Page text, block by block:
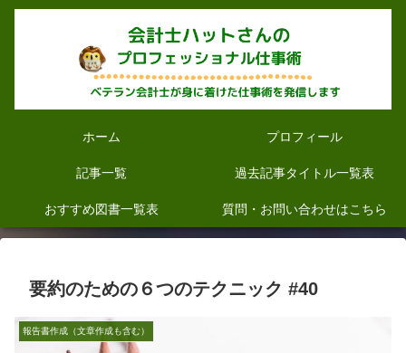
ホーム プロフィール
記事一覧 過去記事タイトル一覧表
おすすめ図書一覧表 質問・お問い合わせはこちら
要約のための６つのテクニック #40
報告書作成（文章作成も含む）